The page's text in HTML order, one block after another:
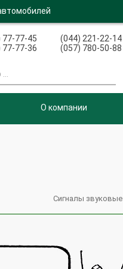
77-77-45
77-77-36
(044) 221-22-14
(057) 780-50-88
О компании
Сигналы звуковые